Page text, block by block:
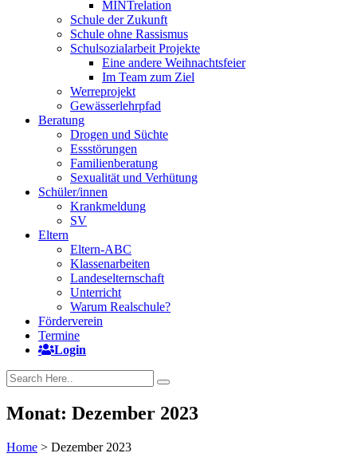
MINTrelation
Schule der Zukunft
Schule ohne Rassismus
Schulsozialarbeit Projekte
Eine andere Weihnachtsfeier
Im Team zum Ziel
Werreprojekt
Gewässerlehrpfad
Beratung
Drogen und Süchte
Essstörungen
Familienberatung
Sexualität und Verhütung
Schüler/innen
Krankmeldung
SV
Eltern
Eltern-ABC
Klassenarbeiten
Landeselternschaft
Unterricht
Warum Realschule?
Förderverein
Termine
Login
Monat: Dezember 2023
Home > Dezember 2023